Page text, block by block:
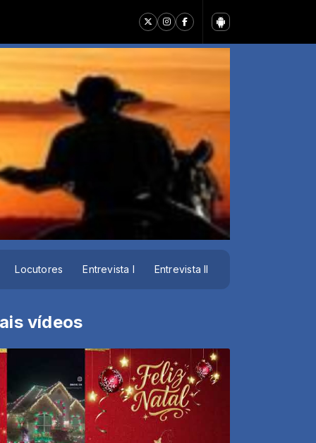
Locutores Entrevista I Entrevista II
vídeos